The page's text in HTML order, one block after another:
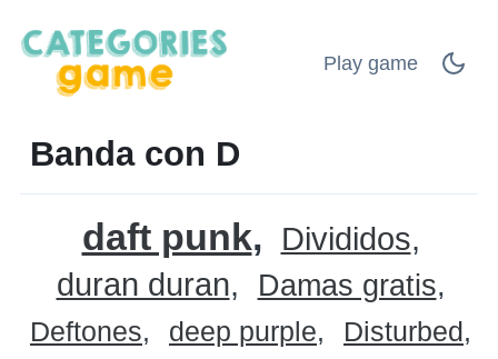
Play game
Banda con D
daft punk
Divididos
duran duran
Damas gratis
Deftones deep purple
Disturbed